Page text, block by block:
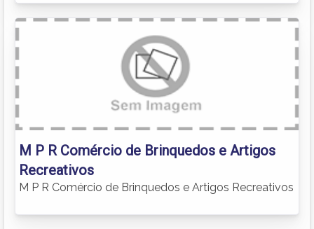
M P R Comércio de Brinquedos e Artigos
Recreativos
M P R Comércio de Brinquedos e Artigos Recreativos